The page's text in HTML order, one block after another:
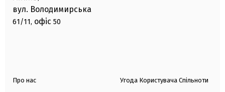
вул. Володимирська
61/11, офіс 50
Про нас Угода Користувача Спільноти